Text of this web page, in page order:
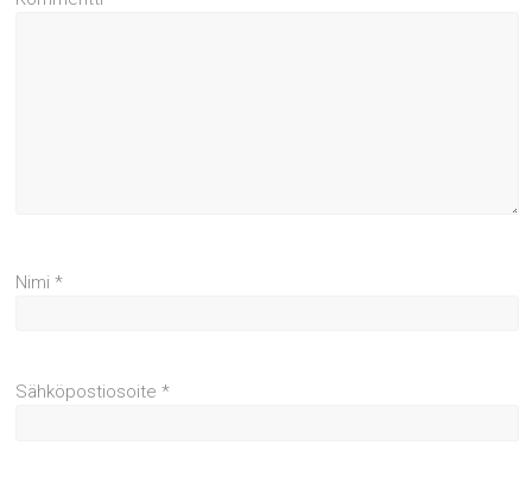
Nimi*
Sähköpostiosoite*